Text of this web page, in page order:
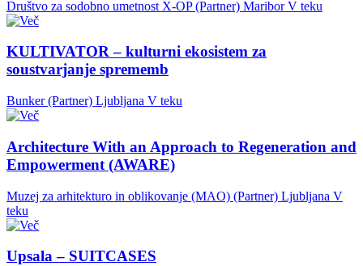
Društvo za sodobno umetnost X-OP (Partner) Maribor V teku
KULTIVATOR – kulturni ekosistem za
soustvarjanje sprememb
Bunker (Partner) Ljubljana V teku
Architecture With an Approach to Regeneration and
Empowerment (AWARE)
Muzej za arhitekturo in oblikovanje (MAO) (Partner) Ljubljana V
teku
Upsala – SUITCASES